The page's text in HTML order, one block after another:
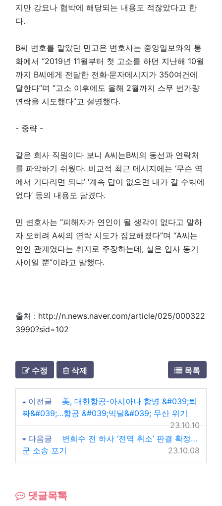
지만 강요나 협박에 해당되는 내용도 적잖았다고 한
다.
B씨 변호를 맡았던 민고은 변호사는 중앙일보와의 통
화에서 “2019년 11월부터 첫 고소를 하던 지난해 10월
까지 B씨에게 전달한 전화·문자메시지가 350여건에
달한다”며 “고소 이후에도 올해 2월까지 스무 번가량
연락을 시도했다”고 설명했다.
- 중략 -
같은 회사 직원이다 보니 A씨는B씨의 동선과 연락처
를 파악하기 쉬웠다. 비교적 최근 메시지에는 ‘무슨 역
에서 기다리면 되냐’ ‘계속 답이 없으면 내가 갈 수밖에
없다’ 등의 내용도 담겼다.
민 변호사는 “피해자가 연인이 될 생각이 없다고 말하
자 오히려 A씨의 연락 시도가 집요해졌다”며 “A씨는
연인 관계였다는 취지로 주장하는데, 실은 입사 동기
사이일 뿐”이라고 말했다.
출처 : http://n.news.naver.com/article/025/000322
3990?sid=102
수정 삭제 목록
이전글
美, 대한항공-아시아나 합병 &#039;퇴
짜&#039;…항공 &#039;빅딜&#039; 무산 위기
23.10.10
다음글
변희수 전 하사 ‘전역 취소’ 판결 확정…
군 소송 포기
23.10.08
댓글목록